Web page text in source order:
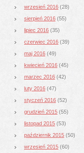
wrzesień 2016 (28)
sierpień 2016 (55)
lipiec 2016 (35)
czerwiec 2016 (39)
maj 2016 (49)
kwiecień 2016 (45)
marzec 2016 (42)
luty 2016 (47)
styczeń 2016 (52)
grudzień 2015 (55)
listopad 2015 (53)
październik 2015 (50)
wrzesień 2015 (60)